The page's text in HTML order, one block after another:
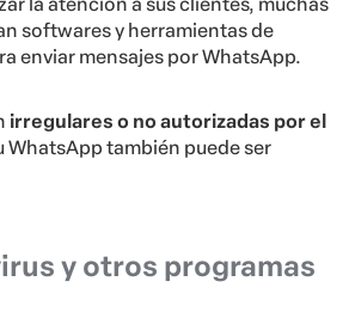
la atención a sus clientes, muchas
softwares y herramientas de
enviar mensajes por WhatsApp.
irregulares o no autorizadas por el
WhatsApp también puede ser
y otros programas